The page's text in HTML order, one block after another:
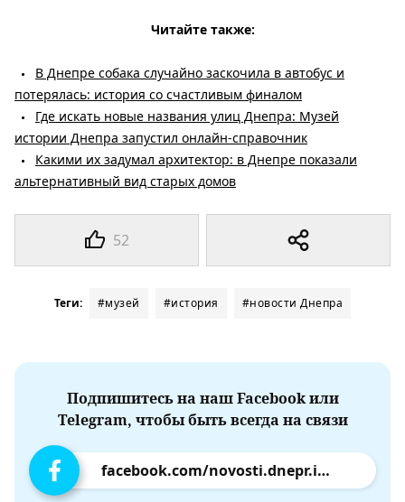
52
Читайте также:
В Днепре собака случайно заскочила в автобус и
потерялась: история со счастливым финалом
Где искать новые названия улиц Днепра: Музей
истории Днепра запустил онлайн-справочник
Какими их задумал архитектор: в Днепре показали
альтернативный вид старых домов
Теги: #музей #история #новости Днепра
Подпишитесь на наш Facebook или
Telegram, чтобы быть всегда на связи
facebook.com/novosti.dnepr.info